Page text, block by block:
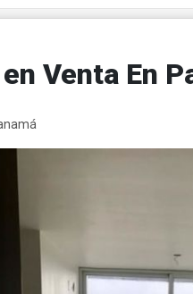
Venta En